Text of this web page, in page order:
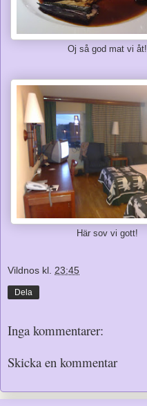
Oj så god mat vi åt!
Här sov vi gott!
Vildnos kl. 23:45
Dela
Inga kommentarer:
Skicka en kommentar